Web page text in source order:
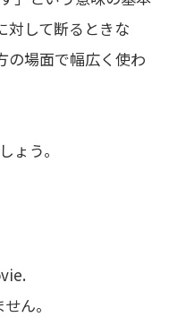
対して断るときな
の場面で幅広く使わ
ょう。
ん。